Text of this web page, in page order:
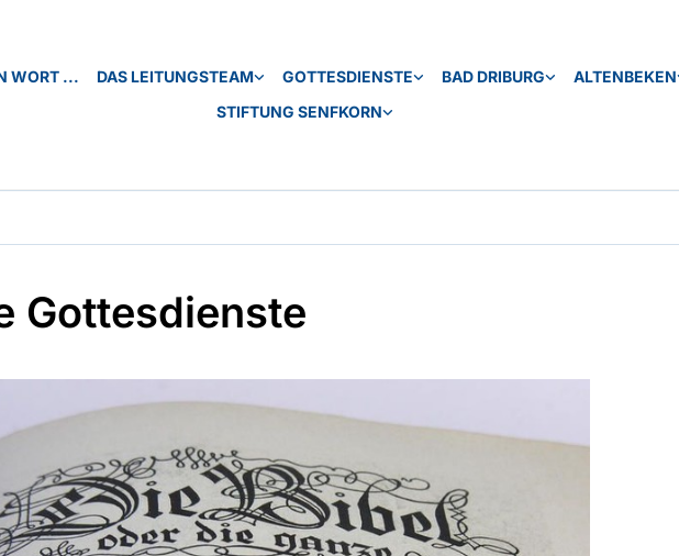
WORT ... DAS LEITUNGSTEAM GOTTESDIENSTE BAD DRIBURG ALTENBEKEN
STIFTUNG SENFKORN
Gottesdienste